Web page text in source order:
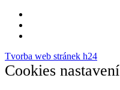
Tvorba web stránek h24
Cookies nastavení